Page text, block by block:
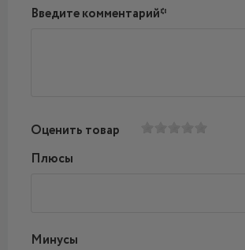
Введите комментарий*
Оценить товар
Плюсы
Минусы